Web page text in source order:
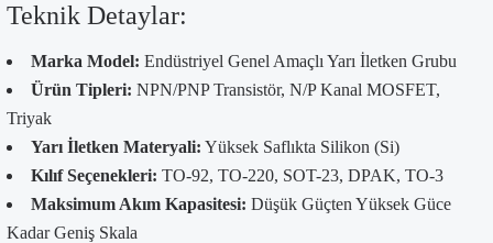
Teknik Detaylar:
Marka Model: Endüstriyel Genel Amaçlı Yarı İletken Grubu
Ürün Tipleri: NPN/PNP Transistör, N/P Kanal MOSFET,
Triyak
Yarı İletken Materyali: Yüksek Saflıkta Silikon (Si)
Kılıf Seçenekleri: TO-92, TO-220, SOT-23, DPAK, TO-3
Maksimum Akım Kapasitesi: Düşük Güçten Yüksek Güce
Kadar Geniş Skala